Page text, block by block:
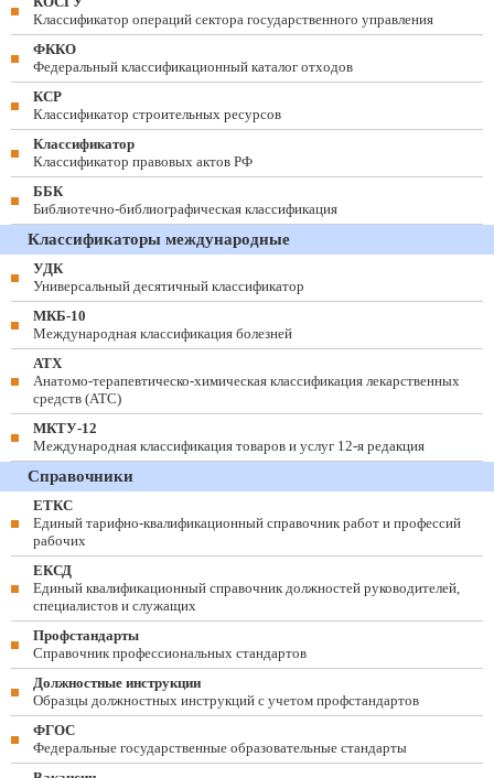
Классификатор операций сектора государственного управления
ФККО
Федеральный классификационный каталог отходов
КСР
Классификатор строительных ресурсов
Классификатор
Классификатор правовых актов РФ
ББК
Библиотечно-библиографическая классификация
Классификаторы международные
УДК
Универсальный десятичный классификатор
МКБ-10
Международная классификация болезней
АТХ
Анатомо-терапевтическо-химическая классификация лекарственных
средств (ATC)
МКТУ-12
Международная классификация товаров и услуг 12-я редакция
Справочники
ЕТКС
Единый тарифно-квалификационный справочник работ и профессий
рабочих
ЕКСД
Единый квалификационный справочник должностей руководителей,
специалистов и служащих
Профстандарты
Справочник профессиональных стандартов
Должностные инструкции
Образцы должностных инструкций с учетом профстандартов
ФГОС
Федеральные государственные образовательные стандарты